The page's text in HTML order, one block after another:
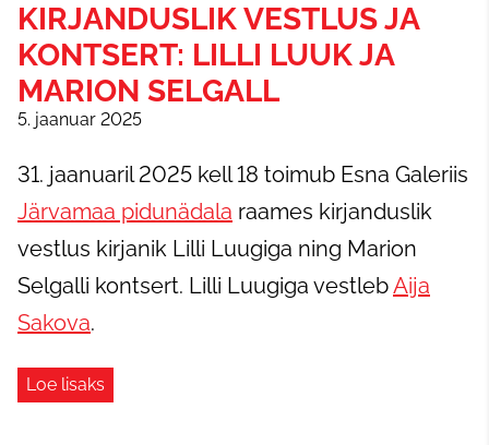
KIRJANDUSLIK VESTLUS JA
KONTSERT: LILLI LUUK JA
MARION SELGALL
5. jaanuar 2025
31. jaanuaril 2025 kell 18 toimub Esna Galeriis
Järvamaa pidunädala raames kirjanduslik
vestlus kirjanik Lilli Luugiga ning Marion
Selgalli kontsert. Lilli Luugiga vestlebAija
Sakova.
Loe lisaks